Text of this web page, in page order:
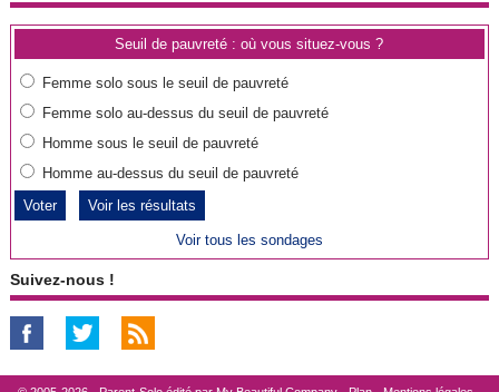
Seuil de pauvreté : où vous situez-vous ?
Femme solo sous le seuil de pauvreté
Femme solo au-dessus du seuil de pauvreté
Homme sous le seuil de pauvreté
Homme au-dessus du seuil de pauvreté
Voir les résultats
Voir tous les sondages
Suivez-nous !